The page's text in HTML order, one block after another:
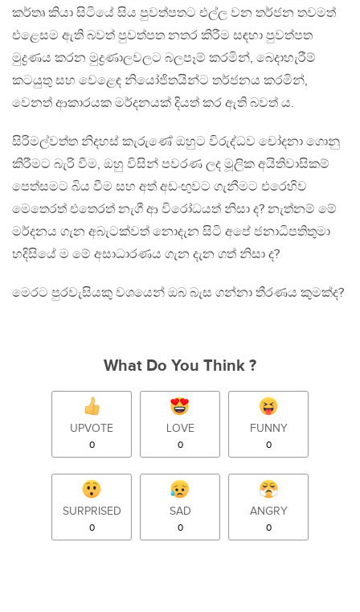
කර්තෘ කියා සිටියේ සිය පුවත්පතට එල්ල වන තර්ජන තවමත්
එළෙසම ඇති බවත් පුවත්පත නතර කිරීම සඳහා පුවත්පත
මුද්‍රණය කරන මුද්‍රණාලවලට බලපෑම් කරමින්, බෙදාහැරීම්
කටයුතු සහ වෙළෙඳ නියෝජිතයින්ට තර්ජනය කරමින්,
වෙනත් ආකාරයක මර්දනයක් දියත් කර ඇති බවත් ය.
සිරිමල්වත්ත නිදහස් කැරුණේ ඔහුට විරුද්ධව චෝදනා ගොනු
කිරීමට බැරි වීම, ඔහු විසින් පවරණ ලද මූලික අයිතිවාසිකම්
පෙත්සමට බිය වීම සහ අත් අඩංඟුවට ගැනීමට එරෙහිව
මෙතෙරත් එතෙරත් නැගී ආ විරෝධයත් නිසා ද? නැත්නම් මේ
මර්දනය ගැන අබැටක්වත් නොදැන සිටි අපේ ජනාධිපතිතුමා
හදිසියේ ම මේ අසාධාරණය ගැන දැන ගත් නිසා ද?
මෙරට පුරවැසියකු වශයෙන් ඔබ බැස ගන්නා තීරණය කුමක්ද?
What Do You Think ?
UPVOTE
0
LOVE
0
FUNNY
0
SURPRISED
0
SAD
0
ANGRY
0